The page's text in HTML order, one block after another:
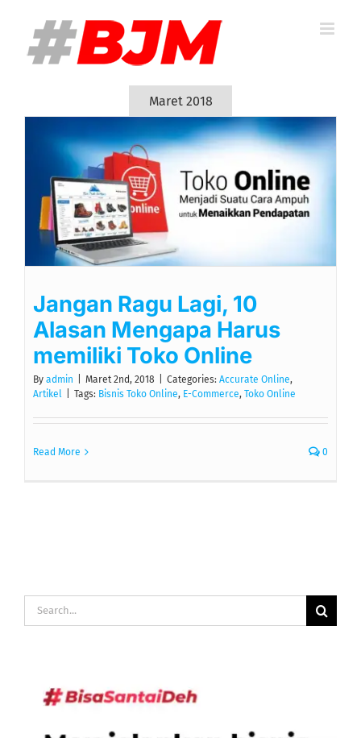
content
Maret 2018
Jangan Ragu Lagi, 10
Alasan Mengapa Harus
memiliki Toko Online
By admin Maret 2nd, 2018 Categories: Accurate Online,
Artikel
Tags: Bisnis Toko Online, E-Commerce, Toko Online
Read More 0
Search
for: